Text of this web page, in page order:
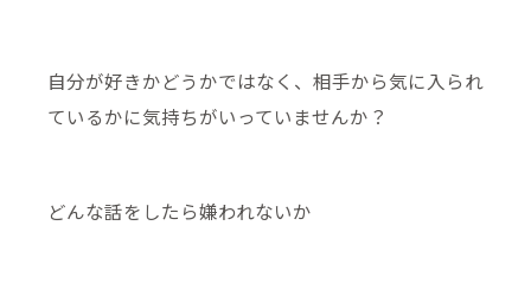
自分が好きかどうかではなく、相手から気に入られ
ているかに気持ちがいっていませんか？
どんな話をしたら嫌われないか